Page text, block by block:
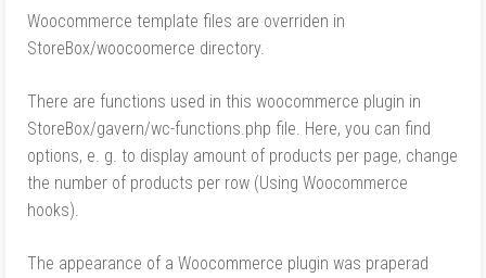
Woocommerce template files are overriden in
StoreBox/woocoomerce directory.
There are functions used in this woocommerce plugin in
StoreBox/gavern/wc-functions.php file. Here, you can find
options, e. g. to display amount of products per page, change
the number of products per row (Using Woocommerce
hooks).
The appearance of a Woocommerce plugin was praperad